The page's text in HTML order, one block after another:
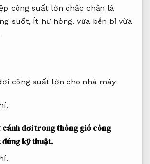
công suất lớn chắc chắn là
suốt, Ít hư hỏng. vừa bền bỉ vừa
cánh dơi trong thông gió công
đúng kỹ thuật.